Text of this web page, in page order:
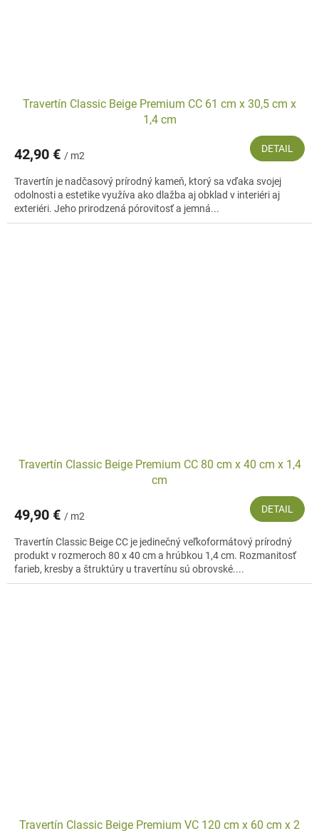
Travertín Classic Beige Premium CC 61 cm x 30,5 cm x
1,4 cm
42,90 € / m2
DETAIL
Travertín je nadčasový prírodný kameň, ktorý sa vďaka svojej
odolnosti a estetike využíva ako dlažba aj obklad v interiéri aj
exteriéri. Jeho prirodzená pórovitosť a jemná...
Travertín Classic Beige Premium CC 80 cm x 40 cm x 1,4
cm
49,90 € / m2
DETAIL
Travertín Classic Beige CC je jedinečný veľkoformátový prírodný
produkt v rozmeroch 80 x 40 cm a hrúbkou 1,4 cm. Rozmanitosť
farieb, kresby a štruktúry u travertínu sú obrovské....
Travertín Classic Beige Premium VC 120 cm x 60 cm x 2